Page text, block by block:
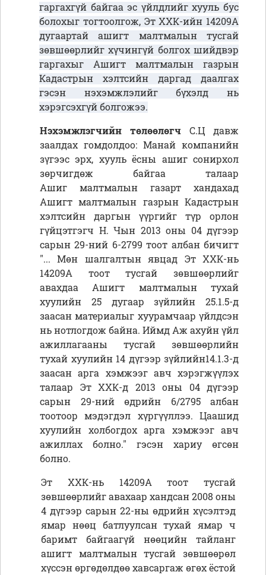
гаргахгүй байгаа эс үйлдлийг хууль бус
болохыг тогтоолгож, Эт ХХК-ийн 14209А
дугаартай ашигт малтмалын тусгай
зөвшөөрлийг хүчингүй болгох шийдвэр
гаргахыг Ашигт малтмалын газрын
Кадастрын хэлтсийн даргад даалгах
гэсэн нэхэмжлэлийг бүхэлд нь
хэрэгсэхгүй болгожээ.
Нэхэмжлэгчийн төлөөлөгч С.Ц давж
заалдах гомдолдоо: Манай компанийн
зүгээс эрх, хууль ёсны ашиг сонирхол
зөрчигдөж байгаа талаар
Ашиг малтмалын газарт хандахад
Ашигт малтмалын газрын Кадастрын
хэлтсийн даргын үүргийг түр орлон
гүйцэтгэгч Н. Чын 2013 оны 04 дүгээр
сарын 29-ний 6-2799 тоот албан бичигт
"... Мөн шалгалтын явцад Эт ХХК-нь
14209А тоот тусгай зөвшөөрлийг
авахдаа Ашигт малтмалын тухай
хуулийн 25 дугаар зүйлийн 25.1.5-д
заасан материалыг хуурамчаар үйлдсэн
нь нотлогдож байна. Иймд Аж ахуйн үйл
ажиллагааны тусгай зөвшөөрлийн
тухай хуулийн 14 дүгээр зүйлийн14.1.3-д
заасан арга хэмжээг авч хэрэгжүүлэх
талаар Эт ХХК-д 2013 оны 04 дүгээр
сарын 29-ний өдрийн 6/2795 албан
тоотоор мэдэгдэл хүргүүллээ. Цаашид
хуулийн холбогдох арга хэмжээг авч
ажиллах болно." гэсэн хариу өгсөн
болно.
Эт ХХК-нь 14209А тоот тусгай
зөвшөөрлийг авахаар хандсан 2008 оны
4 дүгээр сарын 22-ны өдрийн хүсэлтэд
ямар нөөц батлуулсан тухай ямар ч
баримт байгаагүй нөөцийн тайланг
ашигт малтмалын тусгай зөвшөөрөл
хүссэн өргөдөлдөө хавсаргаж өгөх ёстой